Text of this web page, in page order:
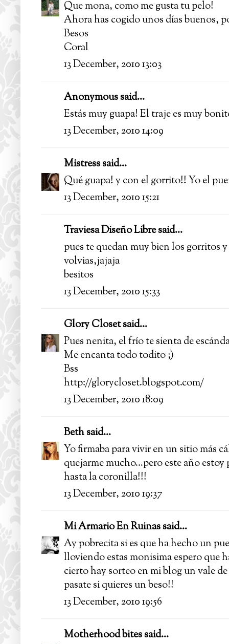
Que mona, como me gusta tu pelo!
Ahora has cogido unos días buenos,
Besos
Coral
13 December, 2010 13:03
Anonymous said...
Estás muy guapa! El traje es muy
13 December, 2010 14:09
Mistresssaid...
Qué guapa! y con el gorrito!! Yo el
13 December, 2010 15:21
Traviesa Diseño Libresaid...
pues te quedan muy bien los gorritos
volvias,jajaja
besitos
13 December, 2010 15:33
Glory Closetsaid...
Pues nenita, el frío te sienta de
Me encanta todo todito ;)
Bss
http://glorycloset.blogspot.com/
13 December, 2010 18:09
Bethsaid...
Yo firmaba para vivir en un sitio más
quejarme mucho...pero este año
hasta la coronilla!!!
13 December, 2010 19:37
Mi Armario En Ruinassaid...
Ay pobrecita si es que ha hecho un
lloviendo estas monisima espero que
cierto hay sorteo en mi blog un vale
pasate si quieres un beso!!
13 December, 2010 19:56
Motherhood bitessaid...